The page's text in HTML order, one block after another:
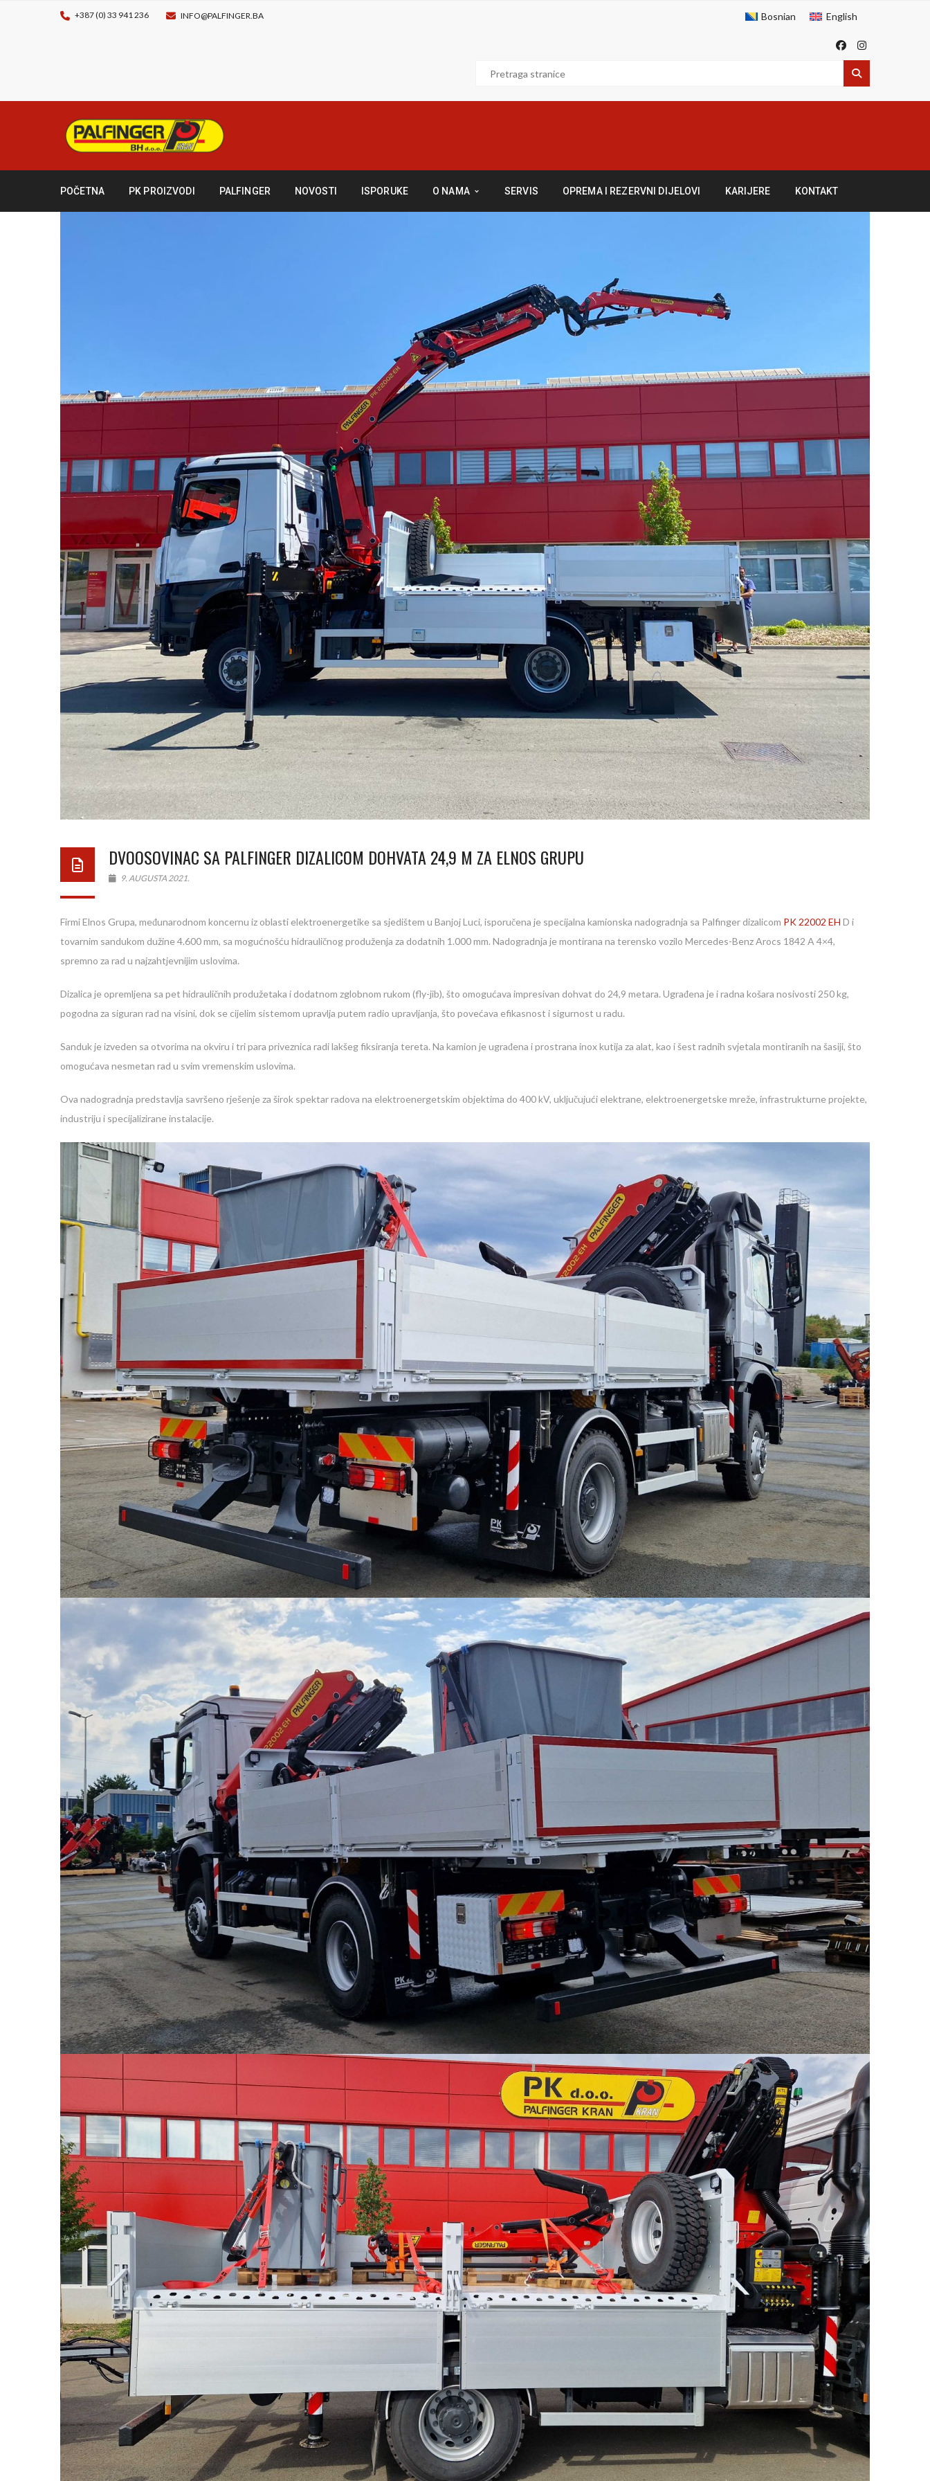
+387 (0) 33 941 236 INFO@PALFINGER.BA Bosnian English
POČETNA PK PROIZVODI PALFINGER NOVOSTI ISPORUKE O NAMA SERVIS OPREMA I REZERVNI DIJELOVI KARIJERE KONTAKT
DVOOSOVINAC SA PALFINGER DIZALICOM DOHVATA 24,9 M ZA ELNOS GRUPU
9. AUGUSTA 2021.
Firmi Elnos Grupa, međunarodnom koncernu iz oblasti elektroenergetike sa sjedištem u Banjoj Luci, isporučena je specijalna kamionska nadogradnja sa Palfinger dizalicom PK 22002 EH D i
tovarnim sandukom dužine 4.600 mm, sa mogućnošću hidrauličnog produženja za dodatnih 1.000 mm. Nadogradnja je montirana na terensko vozilo Mercedes-Benz Arocs 1842 A 4×4,
spremno za rad u najzahtjevnijim uslovima.
Dizalica je opremljena sa pet hidrauličnih produžetaka i dodatnom zglobnom rukom (fly-jib), što omogućava impresivan dohvat do 24,9 metara. Ugrađena je i radna košara nosivosti 250 kg,
pogodna za siguran rad na visini, dok se cijelim sistemom upravlja putem radio upravljanja, što povećava efikasnost i sigurnost u radu.
Sanduk je izveden sa otvorima na okviru i tri para priveznica radi lakšeg fiksiranja tereta. Na kamion je ugrađena i prostrana inox kutija za alat, kao i šest radnih svjetala montiranih na šasiji, što
omogućava nesmetan rad u svim vremenskim uslovima.
Ova nadogradnja predstavlja savršeno rješenje za širok spektar radova na elektroenergetskim objektima do 400 kV, uključujući elektrane, elektroenergetske mreže, infrastrukturne projekte,
industriju i specijalizirane instalacije.